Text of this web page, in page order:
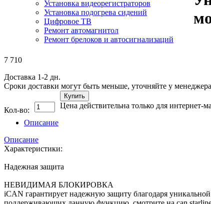
Установка видеорегистраторов
Установка подогрева сидений
Цифровое ТВ
Ремонт автомагнитол
Ремонт брелоков и автосигнализаций
7 710
Доставка 1-2 дн.
Сроки доставки могут быть меньше, уточняйте у
Кол-во:
Купить
Цена действительна только для интернет-
Описание
Описание
Характеристики:
Надежная защита
НЕВИДИМАЯ БЛОКИРОВКА
iCAN гарантирует надежную защиту благодаря